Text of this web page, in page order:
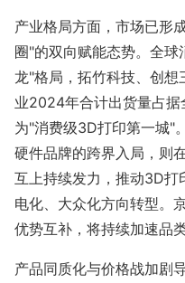
产业格局方面，市场已形
圈"的双向赋能态势。全
龙"格局，拓竹科技、创想
业2024年合计出货量占
为"消费级3D打印第一城"
硬件品牌的跨界入局，则
互上持续发力，推动3D打
电化、大众化方向转型。
优势互补，将持续加速品
产品同质化与价格战加剧